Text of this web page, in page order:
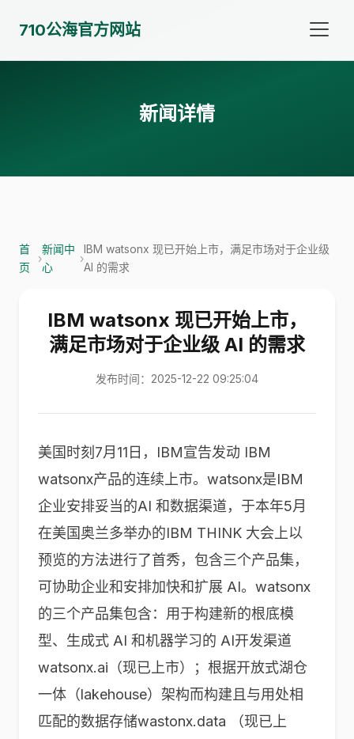
710公海官方网站
新闻详情
首
页
›
新闻中
心
›
IBM watsonx 现已开始上市，满足市场对于企业级
AI 的需求
IBM watsonx 现已开始上市，
满足市场对于企业级 AI 的需求
发布时间：2025-12-22 09:25:04
美国时刻7月11日，IBM宣告发动 IBM
watsonx产品的连续上市。watsonx是IBM
企业安排妥当的AI 和数据渠道，于本年5月
在美国奥兰多举办的IBM THINK 大会上以
预览的方法进行了首秀，包含三个产品集，
可协助企业和安排加快和扩展 AI。watsonx
的三个产品集包含：用于构建新的根底模
型、生成式 AI 和机器学习的 AI开发渠道
watsonx.ai（现已上市）；根据开放式湖仓
一体（lakehouse）架构而构建且与用处相
匹配的数据存储wastonx.data （现已上